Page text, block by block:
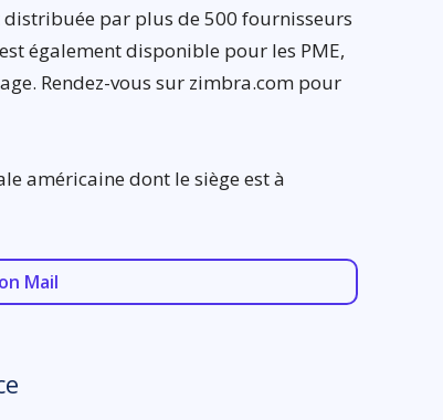
par plus de 500 fournisseurs
également disponible pour les PME,
Rendez-vous sur zimbra.com pour
américaine dont le siège est à
Mail